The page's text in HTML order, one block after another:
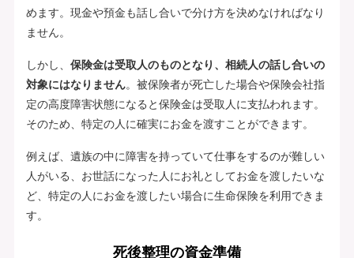
めます。現金や預金も話し合いで分け方を決めなければなり
ません。
しかし、 保険金は受取人のものとなり、相続人の話し合いの
対象にはなりません。被保険者が死亡した場合や保険会社指
定の高度障害状態になると保険金は受取人に支払われます。
そのため、特定の人に確実にお金を渡すことができます。
例えば、遺族の中に障害を持っていて仕事をするのが難しい
人がいる、お世話になった人にお礼としてお金を渡したいな
ど、特定の人にお金を渡したい場合に生命保険を利用できま
す。
死後整理の資金準備